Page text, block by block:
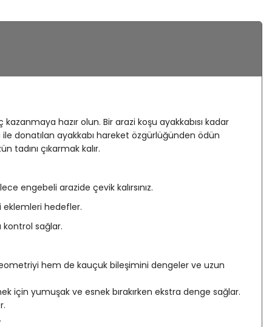
hazır olun. Bir arazi koşu ayakkabısı kadar
donatılan ayakkabı hareket özgürlüğünden ödün
çıkarmak kalır.
engebeli arazide çevik kalırsınız.
eklemleri hedefler.
kontrol sağlar.
hem de kauçuk bileşimini dengeler ve uzun
için yumuşak ve esnek bırakırken ekstra denge sağlar.